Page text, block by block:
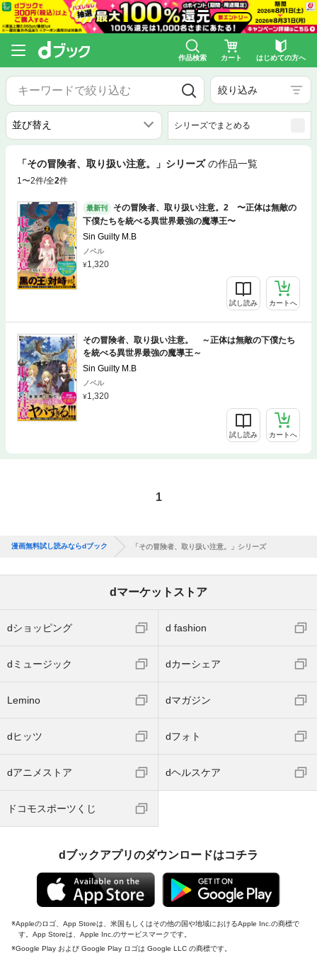
作品検索 カート はじめての方へ
絞り込み
シリーズでまとめる
「その冒険者、取り扱い注意。」シリーズ の作品一覧
1〜2件/全2件
最新刊
その冒険者、取り扱い注意。2 〜正体は無敵の
下僕たちを統べる異世界最強の魔導王〜
Sin Guilty M.B
ノベル
1,320
試し読み カートへ
その冒険者、取り扱い注意。 ～正体は無敵の下僕たち
を統べる異世界最強の魔導王～
Sin Guilty M.B
ノベル
1,320
試し読み カートへ
1
漫画無料試し読みならdブック 「その冒険者、取り扱い注意。」シリーズ
dマーケットストア
dショッピング d fashion
dミュージック dカーシェア
Lemino dマガジン
dヒッツ dフォト
dアニメストア dヘルスケア
ドコモスポーツくじ
dブックアプリのダウンロードはコチラ
Appleのロゴ、App Storeは、米国もしくはその他の国や地域におけるApple Inc.の商標で
す。App Storeは、Apple Inc.のサービスマークです。
Google Play および Google Play ロゴは Google LLC の商標です。